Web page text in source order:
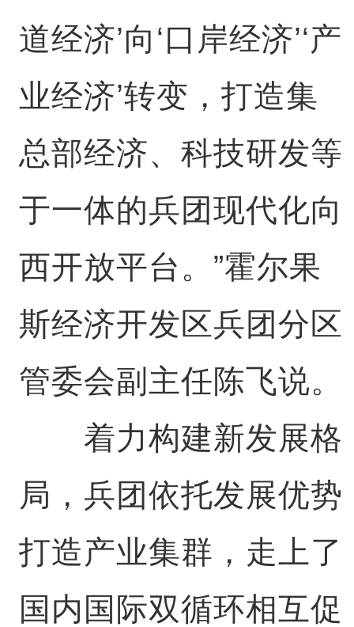
道经济’向‘口岸经济’‘产
业经济’转变，打造集
总部经济、科技研发等
于一体的兵团现代化向
西开放平台。”霍尔果
斯经济开发区兵团分区
管委会副主任陈飞说。
着力构建新发展格
局，兵团依托发展优势
打造产业集群，走上了
国内国际双循环相互促